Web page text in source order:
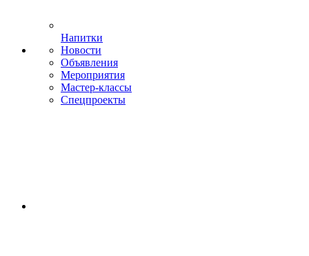
Напитки
Новости
Объявления
Мероприятия
Мастер-классы
Спецпроекты